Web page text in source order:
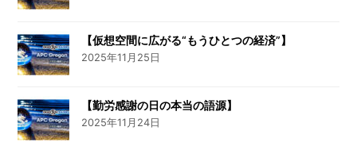
【仮想空間に広がる“もうひとつの経済”】
2025年11月25日
【勤労感謝の日の本当の語源】
2025年11月24日